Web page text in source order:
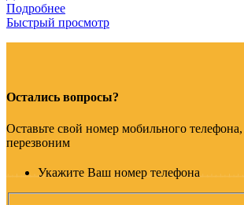
Подробнее
Быстрый просмотр
Остались вопросы?
Оставьте свой номер мобильного
перезвоним
Укажите Ваш номер телефона